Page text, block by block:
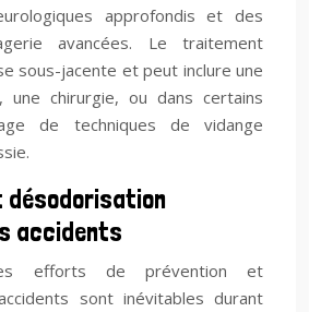
approfondis et des
avancées. Le traitement
sous-jacente et peut inclure une
une chirurgie, ou dans certains
de techniques de vidange
désodorisation
accidents
efforts de prévention et
sont inévitables durant